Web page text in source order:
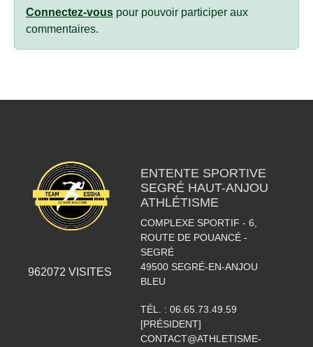
Connectez-vous pour pouvoir participer aux
commentaires.
962072 VISITES
ENTENTE SPORTIVE
SEGRÉ HAUT-ANJOU
ATHLÉTISME
COMPLEXE SPORTIF - 6,
ROUTE DE POUANCÉ -
SEGRÉ
49500 SEGRÉ-EN-ANJOU
BLEU
TÉL. : 06.65.73.49.59
[PRÉSIDENT]
CONTACT@ATHLETISME-